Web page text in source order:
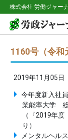
株式会社 労働ジャー
1160号（令和
2019年11月05日
今年度新入社
業能率大学 総
（『2019年
り）
メンタルヘル